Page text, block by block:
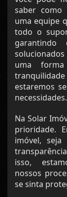
saber como
uma equipe
todo o
garantindo
uma
estaremos
necessidades.
Na Solar
prioridade.
imóvel,
isso,
nossos
se sinta